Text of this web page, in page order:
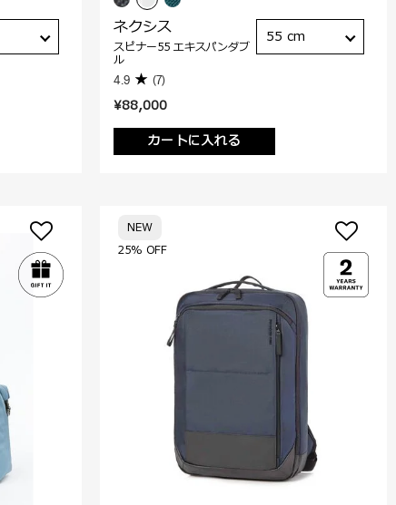
¥88,000
カートに入れる
ネクシス
スピナー55 エキスパンダブ
ル
4.9 (7)
55 cm
25% OFF
NEW